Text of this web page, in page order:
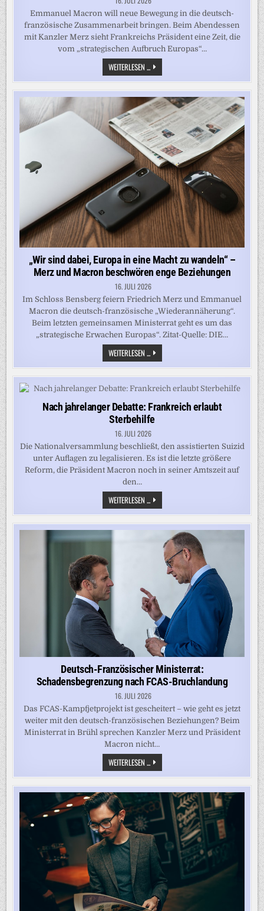
Emmanuel Macron will neue Bewegung in die deutsch-
französische Zusammenarbeit bringen. Beim Abendessen
mit Kanzler Merz sieht Frankreichs Präsident eine Zeit, die
vom „strategischen Aufbruch Europas“…
WEITERLESEN ...TREFFEN
MIT
MERZ:
MACRON
SPRICHT
VON
„ECHTER
DEUTSCH-
FRANZÖSISCHER
ANNÄHERUNG“
„Wir sind dabei, Europa in eine Macht zu wandeln“ –
Merz und Macron beschwören enge Beziehungen
16. JULI 2026
Im Schloss Bensberg feiern Friedrich Merz und Emmanuel
Macron die deutsch-französische „Wiederannäherung“.
Beim letzten gemeinsamen Ministerrat geht es um das
„strategische Erwachen Europas“. Zitat-Quelle: DIE…
WEITERLESEN ... „WIR
SIND
DABEI,
EUROPA
EINE
ZU
WANDELN“
–
MERZ
UND
MACRON
BESCHWÖREN
ENGE
BEZIEHUNGEN
Nach jahrelanger Debatte: Frankreich erlaubt
Sterbehilfe
16. JULI 2026
Die Nationalversammlung beschließt, den assistierten Suizid
unter Auflagen zu legalisieren. Es ist die letzte größere
Reform, die Präsident Macron noch in seiner Amtszeit auf
den…
WEITERLESEN ... NACH
JAHRELANGER
DEBATTE:
FRANKREICH
ERLAUBT
STERBEHILFE
Deutsch-Französischer Ministerrat:
Schadensbegrenzung nach FCAS-Bruchlandung
16. JULI 2026
Das FCAS-Kampfjetprojekt ist gescheitert – wie geht es jetzt
weiter mit den deutsch-französischen Beziehungen? Beim
Ministerrat in Brühl sprechen Kanzler Merz und Präsident
Macron nicht…
WEITERLESEN ... DEUTSCH-
FRANZÖSISCHER
MINISTERRAT:
SCHADENSBEGRENZUNG
NACH
FCAS-
BRUCHLANDUNG